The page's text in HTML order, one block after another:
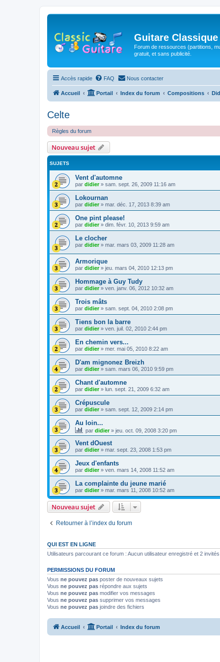
Guitare Classique
Forum de ressources (partitions,
gratuit, et sans publicité.
Accès rapide FAQ Nous contacter
Accueil Portail Index du forum Compositions
Celte
Règles du forum
Nouveau sujet
SUJETS
Vent d'automne
par didier» sam. sept. 26, 2009 11:16 am
Lokournan
par didier» mar. déc. 17, 2013 8:39 am
One pint please!
par didier» dim. févr. 10, 2013 9:59 am
Le clocher
par didier» mar. mars 03, 2009 11:28 am
Armorique
par didier» jeu. mars 04, 2010 12:13 pm
Hommage à Guy Tudy
par didier» ven. janv. 06, 2012 10:32 am
Trois mâts
par didier» sam. sept. 04, 2010 2:08 pm
Tiens bon la barre
par didier» ven. juil. 02, 2010 2:44 pm
En chemin vers...
par didier» mer. mai 05, 2010 8:22 am
D'am mignonez Breizh
par didier» sam. mars 06, 2010 9:59 pm
Chant d'automne
par didier» lun. sept. 21, 2009 6:32 am
Crépuscule
par didier» sam. sept. 12, 2009 2:14 pm
Au loin...
par didier» jeu. oct. 09, 2008 3:20 pm
Vent dOuest
par didier» mar. sept. 23, 2008 1:53 pm
Jeux d'enfants
par didier» ven. mars 14, 2008 11:52 am
La complainte du jeune marié
par didier» mar. mars 11, 2008 10:52 am
Nouveau sujet
Retourner à l’index du forum
QUI EST EN LIGNE
Utilisateurs parcourant ce forum : Aucun utilisateur enregistré et 2 invités
PERMISSIONS DU FORUM
Vous ne pouvez pas poster de nouveaux sujets
Vous ne pouvez pas répondre aux sujets
Vous ne pouvez pas modifier vos messages
Vous ne pouvez pas supprimer vos messages
Vous ne pouvez pas joindre des fichiers
Accueil Portail Index du forum